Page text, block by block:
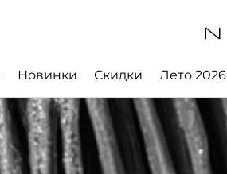
Новинки Скидки Лето 2026